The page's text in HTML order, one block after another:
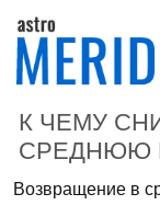
К ЧЕМУ
СРЕДНЮЮ
Возвращение в